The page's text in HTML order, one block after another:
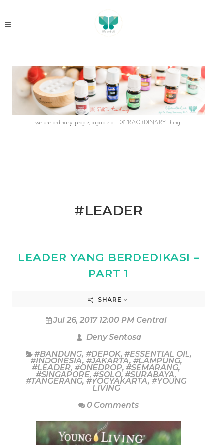
- we are ordinary people, capable of EXTRAORDINARY things -
#LEADER
LEADER YANG BERDEDIKASI –
PART 1
SHARE
Jul 26, 2017 12:00 PM Central
Deny Sentosa
#BANDUNG, #DEPOK, #ESSENTIAL OIL,
#INDONESIA, #JAKARTA, #LAMPUNG,
#LEADER, #ONEDROP, #SEMARANG,
#SINGAPORE, #SOLO, #SURABAYA,
#TANGERANG, #YOGYAKARTA, #YOUNG
LIVING
0 Comments